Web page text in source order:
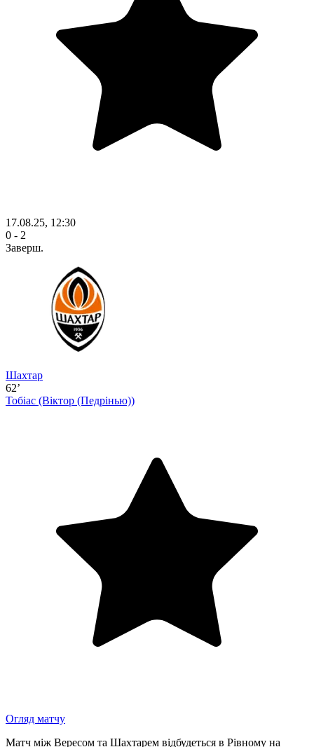
17.08.25, 12:30
0 - 2
Заверш.
Шахтар
62’
Тобіас (Віктор (Педрінью))
Огляд матчу
Матч між Вересом та Шахтарем відбудеться в Рівному на